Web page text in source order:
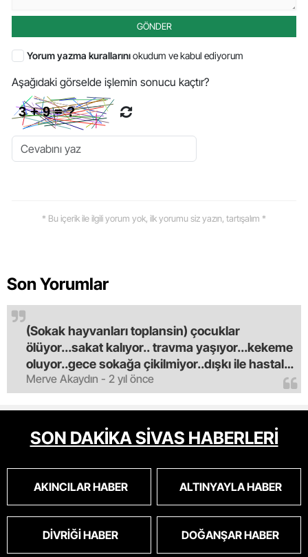
GÖNDER
Yorum yazma kurallarınıokudum ve kabul ediyorum
Aşağıdaki görselde işlemin sonucu kaçtır?
* Bu içerik ile ilgili yorum yok, ilk yorumu siz yazın, tartışalım *
Son Yorumlar
Merve Akaydın - 2 yıl önce
(Sokak hayvanları toplansin) çocuklar
ölüyor...sakat kalıyor.. travma yaşıyor...kekeme
oluyor..gece sokağa çikilmiyor..dışkı ile hastalık
saciyorlar.araba ve taksi olmadan eve
gldemiyoruz.artik bıktık.mama lobisinden para
alan tipler yüzünden bu vahşi hayvanlar
masum algısı yapılıyor.iki gün aç kalsa kendi
cinsini bile öldüren bu kopekler derhal
oldu.korkuyoruz.
SON DAKİKA SİVAS HABERLERİ
AKINCILAR HABER ALTINYAYLA HABER
DIVRIĞI HABER DOĞANŞAR HABER